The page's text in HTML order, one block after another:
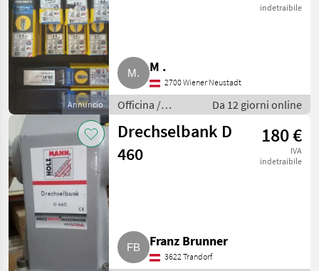
Annuncio
indetraibile
M .
2700 Wiener Neustadt
Officina /
Attrezzeria
Da 12 giorni online
Drechselbank D
460
180 €
IVA
indetraibile
Franz Brunner
3622 Trandorf